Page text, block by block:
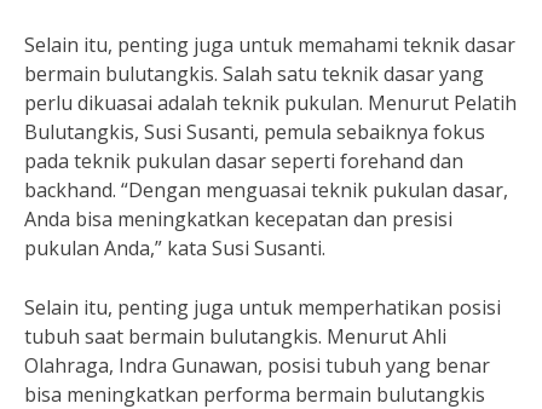
Selain itu, penting juga untuk memahami teknik dasar
bermain bulutangkis. Salah satu teknik dasar yang
perlu dikuasai adalah teknik pukulan. Menurut Pelatih
Bulutangkis, Susi Susanti, pemula sebaiknya fokus
pada teknik pukulan dasar seperti forehand dan
backhand. “Dengan menguasai teknik pukulan dasar,
Anda bisa meningkatkan kecepatan dan presisi
pukulan Anda,” kata Susi Susanti.
Selain itu, penting juga untuk memperhatikan posisi
tubuh saat bermain bulutangkis. Menurut Ahli
Olahraga, Indra Gunawan, posisi tubuh yang benar
bisa meningkatkan performa bermain bulutangkis